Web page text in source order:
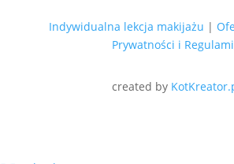
Indywidualna lekcja makijażu |
Prywatności i
created by